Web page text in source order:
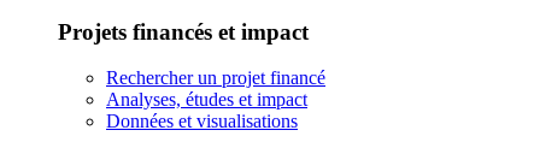
Projets financés et impact
Rechercher un projet financé
Analyses, études et impact
Données et visualisations